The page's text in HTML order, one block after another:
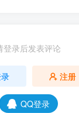
登录后发表评论
注册
QQ登录